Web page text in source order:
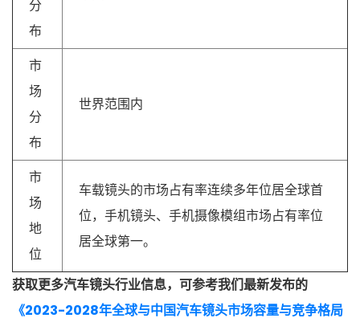
分
布
市
场
分
布
世界范围内
市
场
地
位
车载镜头的市场占有率连续多年位居全球首
位，手机镜头、手机摄像模组市场占有率位
居全球第一。
获取更多汽车镜头行业信息，可参考我们最新发布的
《2023-2028年全球与中国汽车镜头市场容量与竞争格局